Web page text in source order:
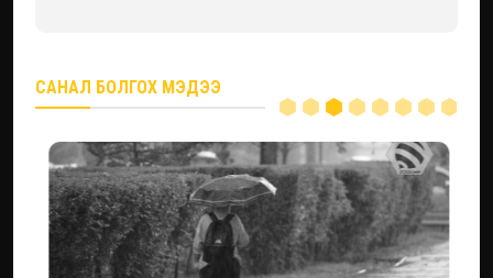
САНАЛ БОЛГОХ МЭДЭЭ